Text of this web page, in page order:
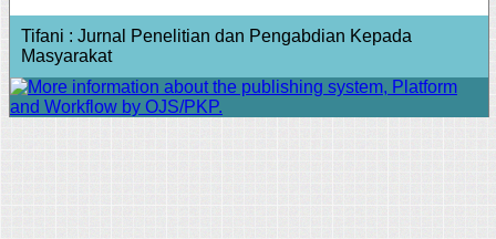
Tifani : Jurnal Penelitian dan Pengabdian Kepada
Masyarakat